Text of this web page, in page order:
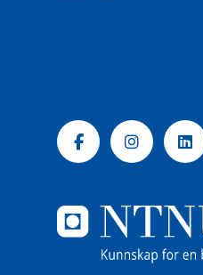
Facebook